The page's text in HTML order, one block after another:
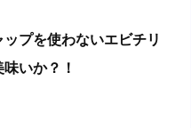
プを使わないエビチリ
いか？！